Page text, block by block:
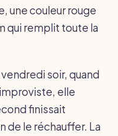
une couleur rouge
qui remplit toute la
soir, quand
elle
finissait
de le réchauffer. La